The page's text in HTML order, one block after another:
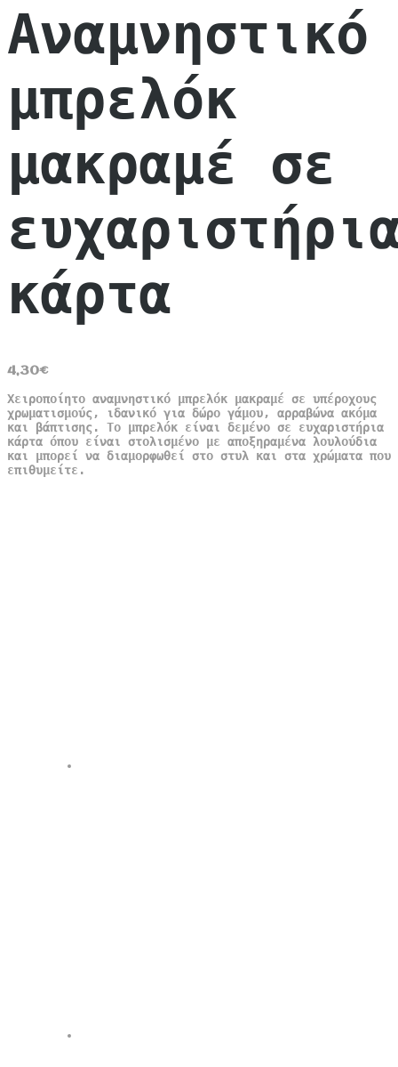
Αναμνηστικό
μπρελόκ
μακραμέ σε
κάρτα
4,30€
Χειροποίητο αναμνηστικό μπρελόκ μακραμέ σε υπέροχους
χρωματισμούς, ιδανικό για δώρο γάμου, αρραβώνα ακόμα
και βάπτισης. Το μπρελόκ είναι δεμένο σε ευχαριστήρια
κάρτα όπου είναι στολισμένο με αποξηραμένα λουλούδια
και μπορεί να διαμορφωθεί στο στυλ και στα χρώματα που
επιθυμείτε.